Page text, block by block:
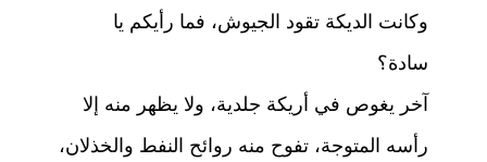
وكانت الديكة تقود الجيوش، فما رأيكم يا
سادة؟
آخر يغوص في أريكة جلدية، ولا يظهر منه إلا
رأسه المتوجة، تفوح منه روائح النفط والخذلان،